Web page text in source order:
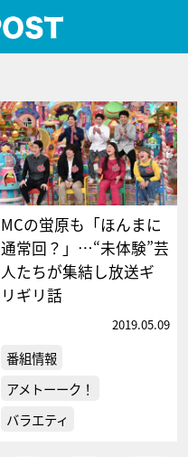
MCの蛍原も「ほんまに
通常回？」…“未体験”芸
人たちが集結し放送ギ
リギリ話
2019.05.09
番組情報
アメトーーク！
バラエティ